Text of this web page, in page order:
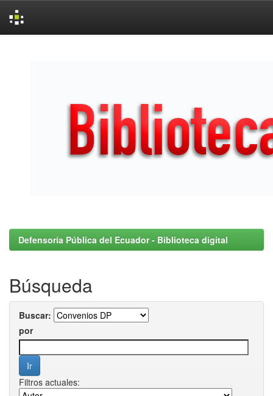
Defensoría Pública del Ecuador - Biblioteca digital
Búsqueda
Buscar:
por
Filtros actuales: